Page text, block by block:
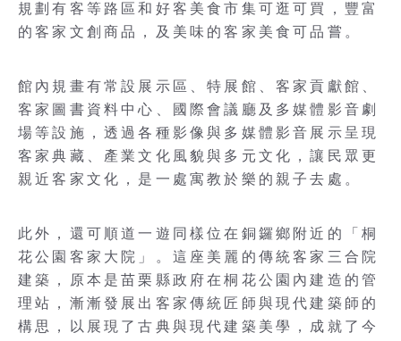
規劃有客等路區和好客美食市集可逛可買，豐富
的客家文創商品，及美味的客家美食可品嘗。
館內規畫有常設展示區、特展館、客家貢獻館、
客家圖書資料中心、國際會議廳及多媒體影音劇
場等設施，透過各種影像與多媒體影音展示呈現
客家典藏、產業文化風貌與多元文化，讓民眾更
親近客家文化，是一處寓教於樂的親子去處。
此外，還可順道一遊同樣位在銅鑼鄉附近的「桐
花公園客家大院」。這座美麗的傳統客家三合院
建築，原本是苗栗縣政府在桐花公園內建造的管
理站，漸漸發展出客家傳統匠師與現代建築師的
構思，以展現了古典與現代建築美學，成就了今